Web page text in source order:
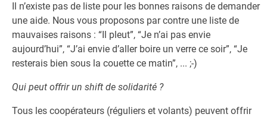
Il n’existe pas de liste pour les bonnes raisons de demander
une aide. Nous vous proposons par contre une liste de
mauvaises raisons : “Il pleut”, “Je n’ai pas envie
aujourd’hui”, “J’ai envie d’aller boire un verre ce soir”, “Je
resterais bien sous la couette ce matin”, ... ;-)
Qui peut offrir un shift de solidarité ?
Tous les coopérateurs (réguliers et volants) peuvent offrir